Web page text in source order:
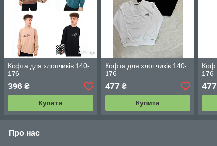
Кофта для хлопчиків 140-
176
396 ₴
Купити
Кофта для хлопчиків 140-
176
477₴
Купити
176
477
Про нас